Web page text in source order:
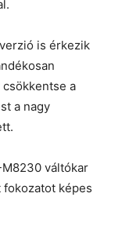
is érkezik
a
a nagy
M8230 váltókar
képes